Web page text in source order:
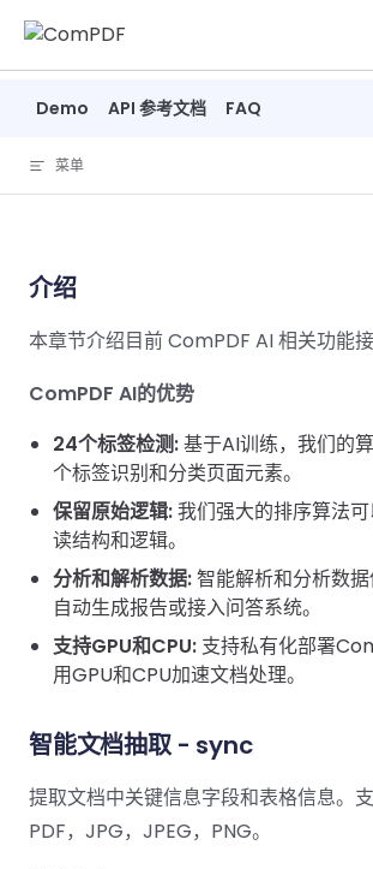
Skip to content
产品
ComPDF
立即体
Web
SDK
服务器端
Java
SDK
SDK
C++
SDK
SDK
Mac SDK
移动端
Android
SDK
Flutter
iOS SDK
React
Native
必备功能
PDF
器
注
释
文档
编辑
内容
编辑
文档生
安全
图层
PDF/A,
PDF/X,
PDF/UA
转
PDF
文档
对比
分
完整功能清单
智能文档处理
概览
智能全文解
析
智能文档抽
取
AI
DocSlight
行业
建
筑
空
制
造
融
中小企业支
为初创公司和团队提
开发者
ComPDF
SDK 指南
Web
南
Java
Windows
Mac 指南
移动端
Android
指南
定价
联系销售
登录
Demo API 参考文档 FAQ
、
菜单
介绍
本章节介绍目前 ComPDF AI 相关功能
ComPDF AI的优势
24个标签检测:基于AI训练，我们的
个标签识别和分类页面元素。
保留原始逻辑:我们强大的排序算法
读结构和逻辑。
分析和解析数据:智能解析和分析数
自动生成报告或接入问答系统。
支持GPU和CPU:支持私有化部署
用GPU和CPU加速文档处理。
智能文档抽取 - sync
提取文档中关键信息字段和表格信息。支
PDF，JPG，JPEG，PNG。